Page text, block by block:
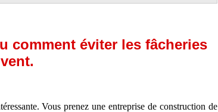
comment éviter les fâcheries
Vous prenez une entreprise de construction de